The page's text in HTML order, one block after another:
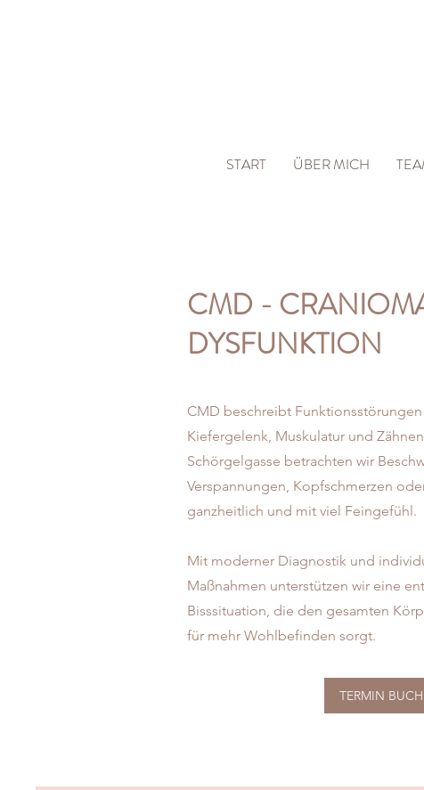
START ÜBER MICH
CMD -
DYSFUNKTION
CMD beschreibt
Kiefergelenk, Muskulatur und
Schörgelgasse betrachten wir
Verspannungen, Kopfschmerzen
ganzheitlich und mit viel Feingefühl.
Mit moderner Diagnostik und
Maßnahmen unterstützen wir eine
Bisssituation, die den gesamten
für mehr Wohlbefinden sorgt.
TERMIN